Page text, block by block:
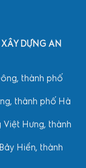
DỰNG AN
thành phố
thành phố Hà
Việt Hưng, thành
Hiền, thành